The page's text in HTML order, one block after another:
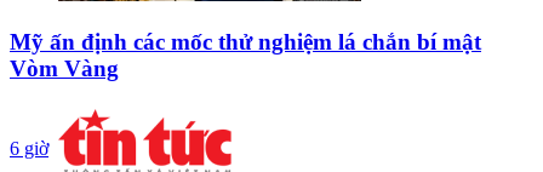
Mỹ ấn định các mốc thử nghiệm lá chắn bí mật
Vòm Vàng
6 giờ